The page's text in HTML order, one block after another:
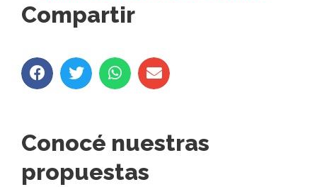
Compartir
Conocé nuestras
propuestas